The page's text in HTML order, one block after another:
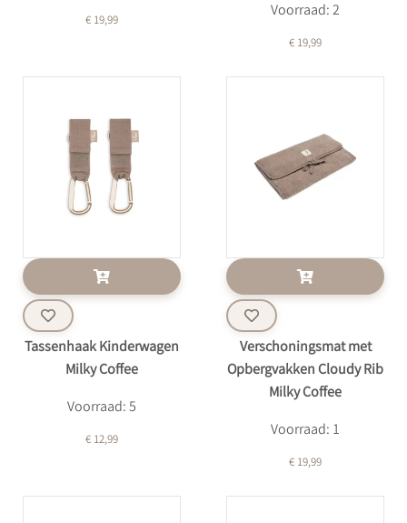
€ 19,99
Voorraad: 2
€ 19,99
Tassenhaak Kinderwagen
Milky Coffee
Voorraad: 5
€ 12,99
Verschoningsmat met
Opbergvakken Cloudy Rib
Milky Coffee
Voorraad: 1
€ 19,99